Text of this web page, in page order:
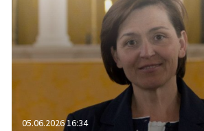
05.06.2026 16:34